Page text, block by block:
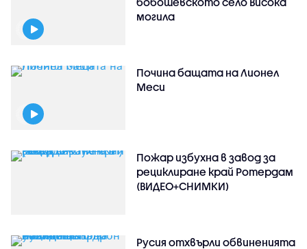
могила
Почина бащата на Лионел
Меси
Пожар избухна в завод за
рециклиране край Ротердам
(ВИДЕО+СНИМКИ)
Русия отхвърли обвиненията